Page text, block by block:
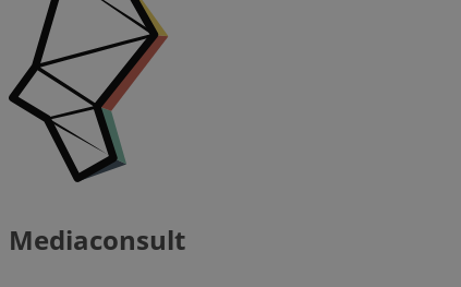
Mediaconsult